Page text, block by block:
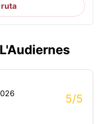
5/5